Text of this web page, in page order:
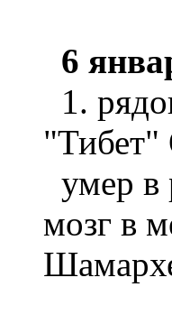
6
1.
умер в
мозг в